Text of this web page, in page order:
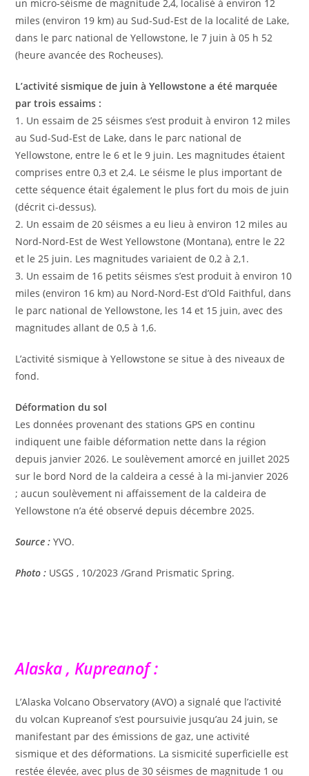
un micro-séisme de magnitude 2,4, localisé à environ 12
miles (environ 19 km) au Sud-Sud-Est de la localité de Lake,
dans le parc national de Yellowstone, le 7 juin à 05 h 52
(heure avancée des Rocheuses).
L’activité sismique de juin à Yellowstone a été marquée
par trois essaims :
1. Un essaim de 25 séismes s’est produit à environ 12 miles
au Sud-Sud-Est de Lake, dans le parc national de
Yellowstone, entre le 6 et le 9 juin. Les magnitudes étaient
comprises entre 0,3 et 2,4. Le séisme le plus important de
cette séquence était également le plus fort du mois de juin
(décrit ci-dessus).
2. Un essaim de 20 séismes a eu lieu à environ 12 miles au
Nord-Nord-Est de West Yellowstone (Montana), entre le 22
et le 25 juin. Les magnitudes variaient de 0,2 à 2,1.
3. Un essaim de 16 petits séismes s’est produit à environ 10
miles (environ 16 km) au Nord-Nord-Est d’Old Faithful, dans
le parc national de Yellowstone, les 14 et 15 juin, avec des
magnitudes allant de 0,5 à 1,6.
L’activité sismique à Yellowstone se situe à des niveaux de
fond.
Déformation du sol
Les données provenant des stations GPS en continu
indiquent une faible déformation nette dans la région
depuis janvier 2026. Le soulèvement amorcé en juillet 2025
sur le bord Nord de la caldeira a cessé à la mi-janvier 2026
; aucun soulèvement ni affaissement de la caldeira de
Yellowstone n’a été observé depuis décembre 2025.
Source : YVO.
Photo : USGS , 10/2023 /Grand Prismatic Spring.
Alaska , Kupreanof :
L’Alaska Volcano Observatory (AVO) a signalé que l’activité
du volcan Kupreanof s’est poursuivie jusqu’au 24 juin, se
manifestant par des émissions de gaz, une activité
sismique et des déformations. La sismicité superficielle est
restée élevée, avec plus de 30 séismes de magnitude 1 ou